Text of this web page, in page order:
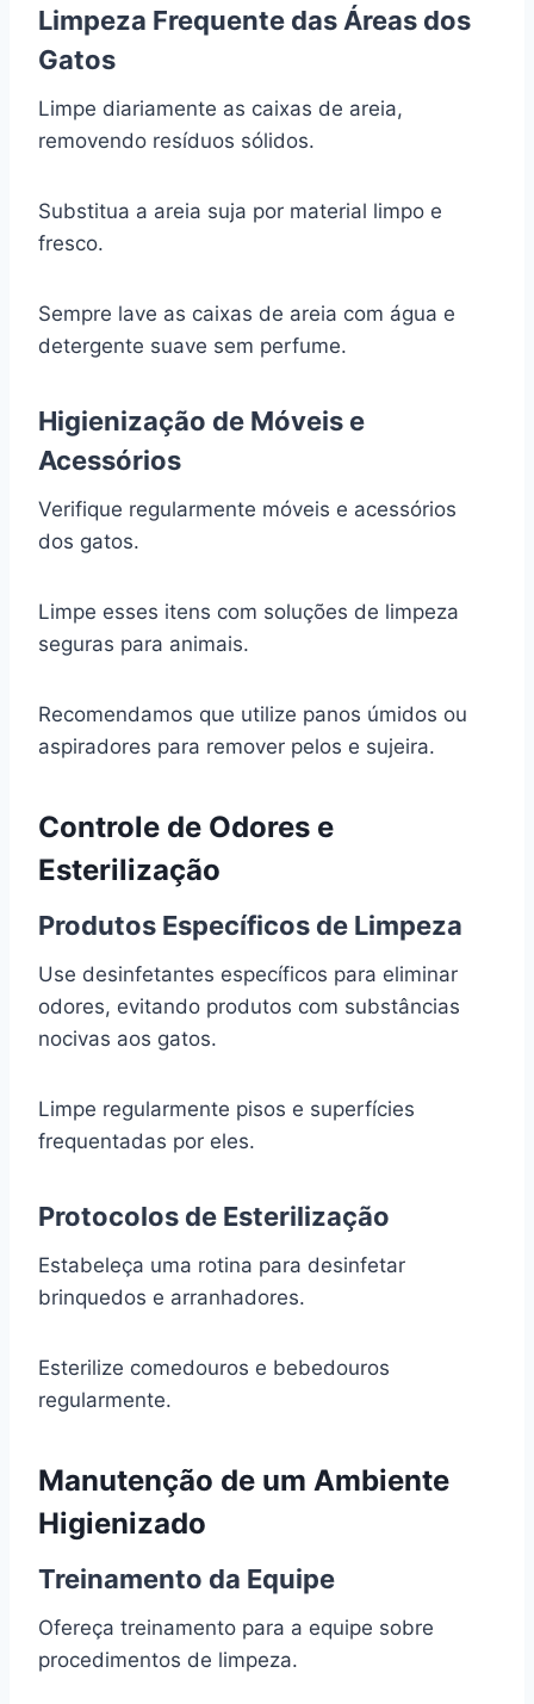
Limpeza Frequente das Áreas dos
Gatos
Limpe diariamente as caixas de areia,
removendo resíduos sólidos.
Substitua a areia suja por material limpo e
fresco.
Sempre lave as caixas de areia com água e
detergente suave sem perfume.
Higienização de Móveis e
Acessórios
Verifique regularmente móveis e acessórios
dos gatos.
Limpe esses itens com soluções de limpeza
seguras para animais.
Recomendamos que utilize panos úmidos ou
aspiradores para remover pelos e sujeira.
Controle de Odores e
Esterilização
Produtos Específicos de Limpeza
Use desinfetantes específicos para eliminar
odores, evitando produtos com substâncias
nocivas aos gatos.
Limpe regularmente pisos e superfícies
frequentadas por eles.
Protocolos de Esterilização
Estabeleça uma rotina para desinfetar
brinquedos e arranhadores.
Esterilize comedouros e bebedouros
regularmente.
Manutenção de um Ambiente
Higienizado
Treinamento da Equipe
Ofereça treinamento para a equipe sobre
procedimentos de limpeza.